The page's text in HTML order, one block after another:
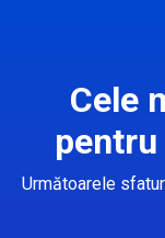
Cele
Următoarele